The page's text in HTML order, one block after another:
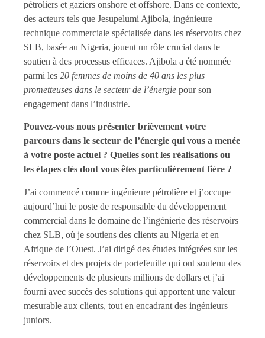
pétroliers et gaziers onshore et offshore. Dans ce contexte,
des acteurs tels que Jesupelumi Ajibola, ingénieure
technique commerciale spécialisée dans les réservoirs chez
SLB, basée au Nigeria, jouent un rôle crucial dans le
soutien à des processus efficaces. Ajibola a été nommée
parmi les 20 femmes de moins de 40 ans les plus
prometteuses dans le secteur de l’énergie pour son
engagement dans l’industrie.
Pouvez-vous nous présenter brièvement votre
parcours dans le secteur de l’énergie qui vous a menée
à votre poste actuel ? Quelles sont les réalisations ou
les étapes clés dont vous êtes particulièrement fière ?
J’ai commencé comme ingénieure pétrolière et j’occupe
aujourd’hui le poste de responsable du développement
commercial dans le domaine de l’ingénierie des réservoirs
chez SLB, où je soutiens des clients au Nigeria et en
Afrique de l’Ouest. J’ai dirigé des études intégrées sur les
réservoirs et des projets de portefeuille qui ont soutenu des
développements de plusieurs millions de dollars et j’ai
fourni avec succès des solutions qui apportent une valeur
mesurable aux clients, tout en encadrant des ingénieurs
juniors.